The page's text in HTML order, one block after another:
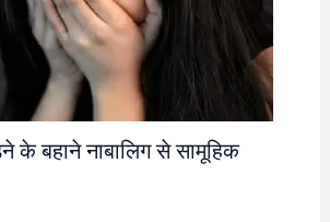
के बहाने नाबालिग से सामूहिक